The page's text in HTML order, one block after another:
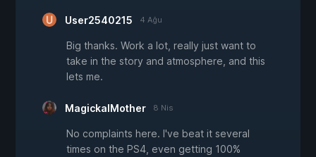
User2540215 4 Ağu
Big thanks. Work a lot, really just want to
take in the story and atmosphere, and this
lets me.
MagickalMother 8 Nis
No complaints here. I've beat it several
times on the PS4, even getting 100%